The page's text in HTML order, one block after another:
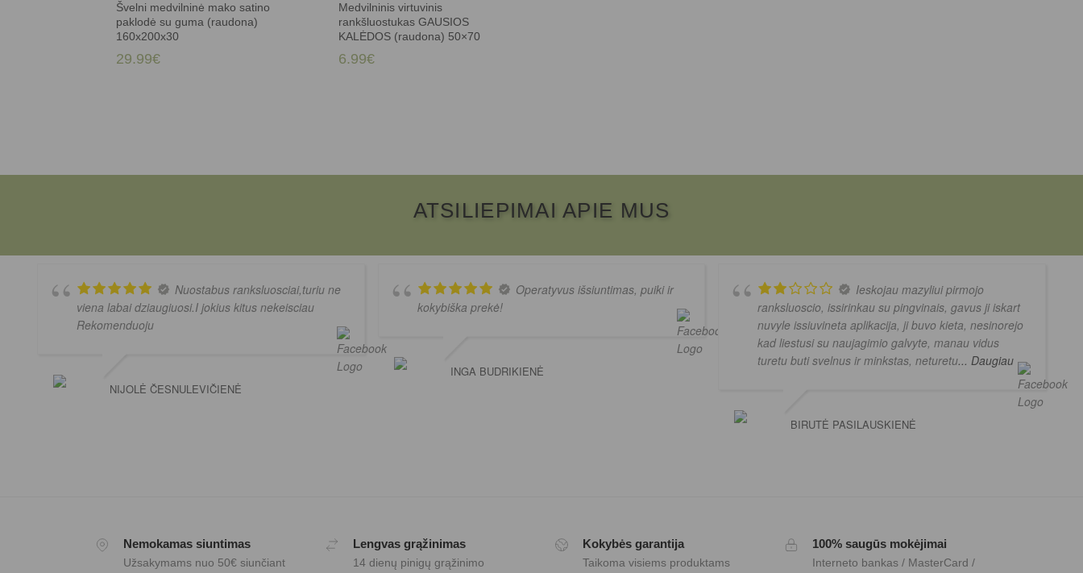
Švelni medvilninė mako satino
paklodė su guma (raudona)
160x200x30
29.99€
Medvilninis virtuvinis
rankšluostukas GAUSIOS
KALĖDOS (raudona) 50×70
6.99€
ATSILIEPIMAI APIE MUS
Nuostabus ranksluosciai,turiu ne
viena labai dziaugiuosi.I jokius kitus nekeisciau
Rekomenduoju
NIJOLĖ ČESNULEVIČIENĖ
Operatyvus išsiuntimas, puiki ir
kokybiška prekė!
INGA BUDRIKIENĖ
Ieskojau mazyliui pirmojo
ranksluoscio, issirinkau su pingvinais, gavus ji iskart
nuvyle issiuvineta aplikacija, ji buvo kieta, nesinorejo
kad liestusi su naujagimio galvyte, manau vidus
turetu buti svelnus ir minkstas, neturetu... Daugiau
BIRUTĖ PASILAUSKIENĖ
Nemokamas siuntimas
Užsakymams nuo 50€ siunčiant
Lengvas grąžinimas
14 dienų pinigų grąžinimo
Kokybės garantija
Taikoma visiems produktams
100% saugūs mokėjimai
Interneto bankas / MasterCard /